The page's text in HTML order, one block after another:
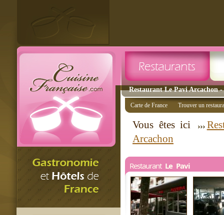
Restaurant Le Pavi Arcachon
Carte de France Trouver un
Vous êtes ici
Arcachon
Restaurant Le Pavi